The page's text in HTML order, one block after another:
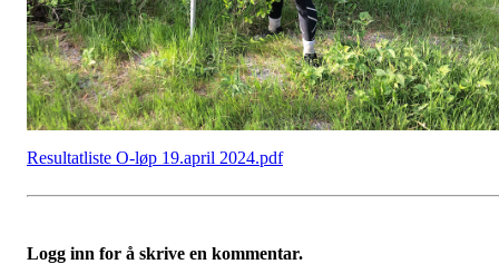
Resultatliste O-løp 19.april 2024.pdf
Logg inn for å skrive en kommentar.